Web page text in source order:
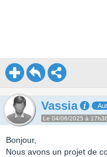
Vassia
Le 04/06/2025 à 17h36
Bonjour,
Nous avons un projet de